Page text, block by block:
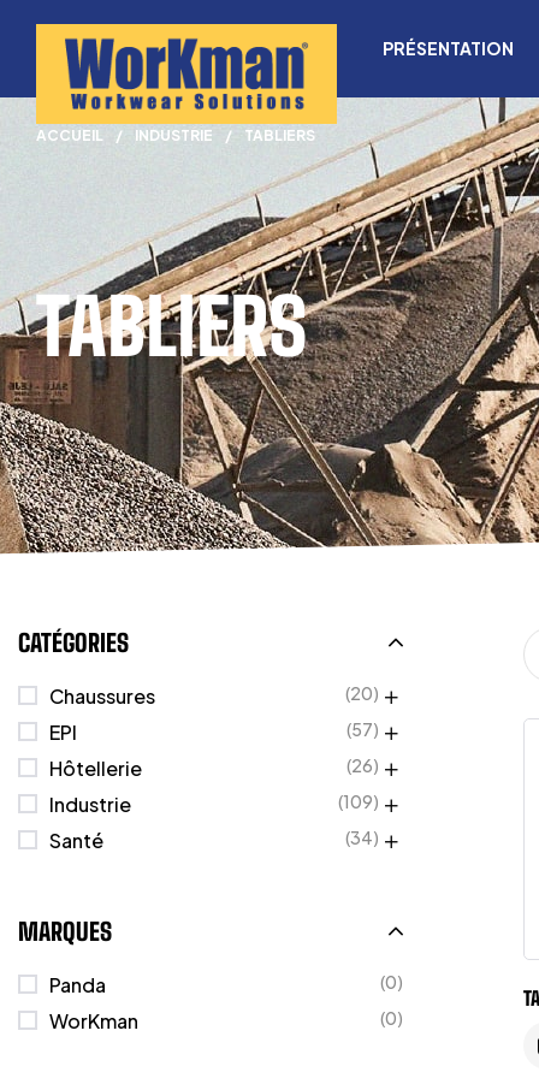
PRÉSENTATION
TABLIERS
ACCUEIL / INDUSTRIE / TABLIERS
CATÉGORIES
Chaussures (20)
EPI (57)
Hôtellerie (26)
Industrie (109)
Santé (34)
MARQUES
Panda (0)
WorKman (0)